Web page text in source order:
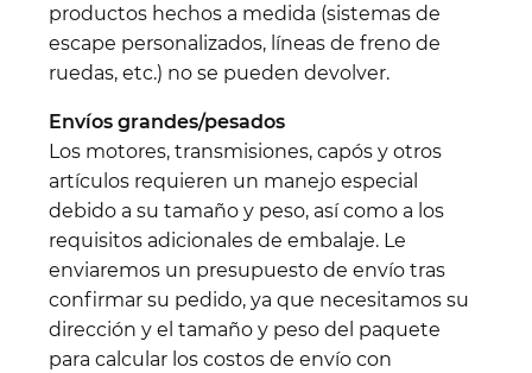
productos hechos a medida (sistemas de
escape personalizados, líneas de freno de
ruedas, etc.) no se pueden devolver.
Envíos grandes/pesados
Los motores, transmisiones, capós y otros
artículos requieren un manejo especial
debido a su tamaño y peso, así como a los
requisitos adicionales de embalaje. Le
enviaremos un presupuesto de envío tras
confirmar su pedido, ya que necesitamos su
dirección y el tamaño y peso del paquete
para calcular los costos de envío con